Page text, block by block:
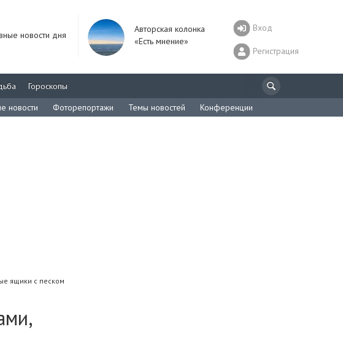
новости дня
Авторская колонка
«Есть мнение»
Вход
Регистрация
Гороскопы
новости Фоторепортажи Темы новостей Конференции
ящики с песком